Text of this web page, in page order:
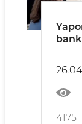
o‘tdi
4175